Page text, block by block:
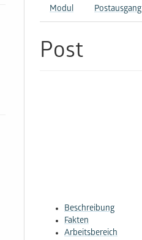
Modul Postausgang
Post
Beschreibung
Fakten
Arbeitsbereich